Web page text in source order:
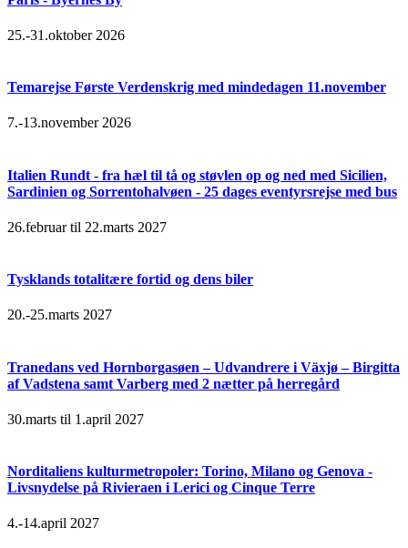
25.-31.oktober 2026
Temarejse Første Verdenskrig med mindedagen 11.november
7.-13.november 2026
Italien Rundt - fra hæl til tå og støvlen op og ned med Sicilien,
Sardinien og Sorrentohalvøen - 25 dages eventyrsrejse med bus
26.februar til 22.marts 2027
Tysklands totalitære fortid og dens biler
20.-25.marts 2027
Tranedans ved Hornborgasøen – Udvandrere i Växjø – Birgitta
af Vadstena samt Varberg med 2 nætter på herregård
30.marts til 1.april 2027
Norditaliens kulturmetropoler: Torino, Milano og Genova -
Livsnydelse på Rivieraen i Lerici og Cinque Terre
4.-14.april 2027